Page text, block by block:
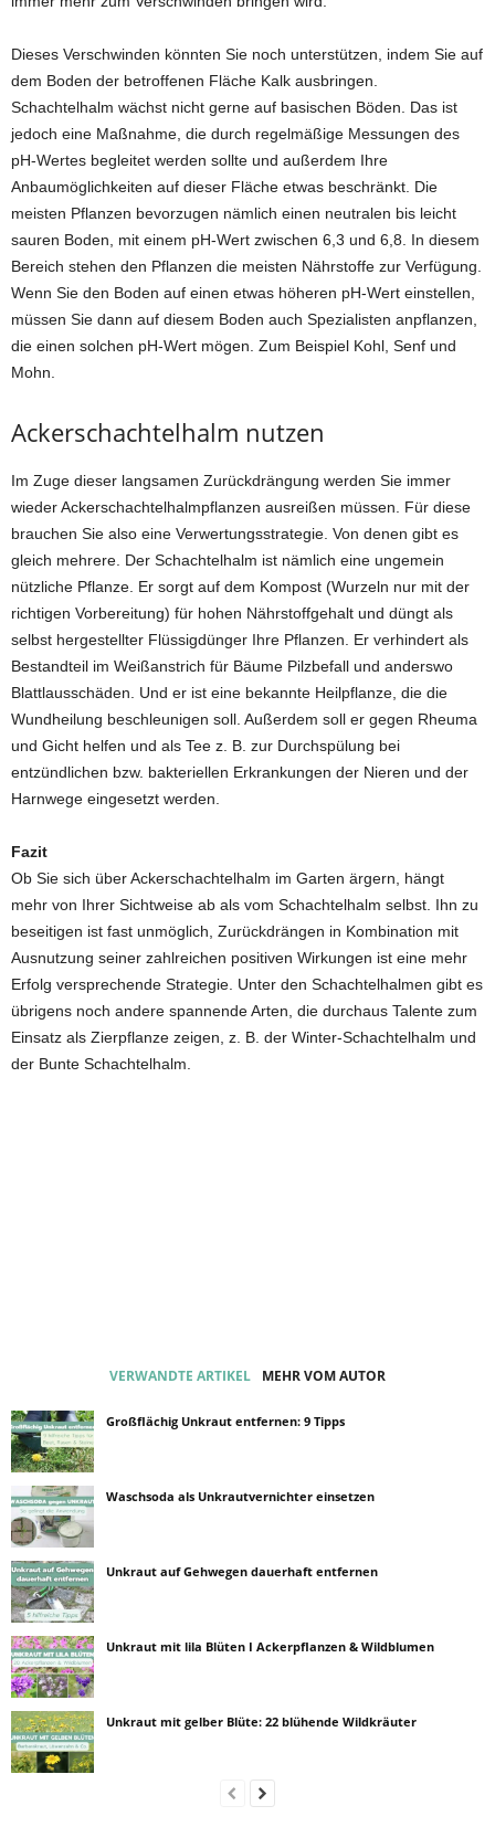
Dieses Verschwinden könnten Sie noch unterstützen, indem Sie auf
dem Boden der betroffenen Fläche Kalk ausbringen.
Schachtelhalm wächst nicht gerne auf basischen Böden. Das ist
jedoch eine Maßnahme, die durch regelmäßige Messungen des
pH-Wertes begleitet werden sollte und außerdem Ihre
Anbaumöglichkeiten auf dieser Fläche etwas beschränkt. Die
meisten Pflanzen bevorzugen nämlich einen neutralen bis leicht
sauren Boden, mit einem pH-Wert zwischen 6,3 und 6,8. In diesem
Bereich stehen den Pflanzen die meisten Nährstoffe zur Verfügung.
Wenn Sie den Boden auf einen etwas höheren pH-Wert einstellen,
müssen Sie dann auf diesem Boden auch Spezialisten anpflanzen,
die einen solchen pH-Wert mögen. Zum Beispiel Kohl, Senf und
Mohn.
Ackerschachtelhalm nutzen
Im Zuge dieser langsamen Zurückdrängung werden Sie immer
wieder Ackerschachtelhalmpflanzen ausreißen müssen. Für diese
brauchen Sie also eine Verwertungsstrategie. Von denen gibt es
gleich mehrere. Der Schachtelhalm ist nämlich eine ungemein
nützliche Pflanze. Er sorgt auf dem Kompost (Wurzeln nur mit der
richtigen Vorbereitung) für hohen Nährstoffgehalt und düngt als
selbst hergestellter Flüssigdünger Ihre Pflanzen. Er verhindert als
Bestandteil im Weißanstrich für Bäume Pilzbefall und anderswo
Blattlausschäden. Und er ist eine bekannte Heilpflanze, die die
Wundheilung beschleunigen soll. Außerdem soll er gegen Rheuma
und Gicht helfen und als Tee z. B. zur Durchspülung bei
entzündlichen bzw. bakteriellen Erkrankungen der Nieren und der
Harnwege eingesetzt werden.
Fazit
Ob Sie sich über Ackerschachtelhalm im Garten ärgern, hängt
mehr von Ihrer Sichtweise ab als vom Schachtelhalm selbst. Ihn zu
beseitigen ist fast unmöglich, Zurückdrängen in Kombination mit
Ausnutzung seiner zahlreichen positiven Wirkungen ist eine mehr
Erfolg versprechende Strategie. Unter den Schachtelhalmen gibt es
übrigens noch andere spannende Arten, die durchaus Talente zum
Einsatz als Zierpflanze zeigen, z. B. der Winter-Schachtelhalm und
der Bunte Schachtelhalm.
VERWANDTE ARTIKEL MEHR VOM AUTOR
Großflächig Unkraut entfernen: 9 Tipps
Waschsoda als Unkrautvernichter einsetzen
Unkraut auf Gehwegen dauerhaft entfernen
Unkraut mit lila Blüten I Ackerpflanzen & Wildblumen
Unkraut mit gelber Blüte: 22 blühende Wildkräuter